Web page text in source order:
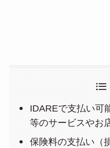
IDAREで支払い可
等のサービスやお
保険料の支払い（